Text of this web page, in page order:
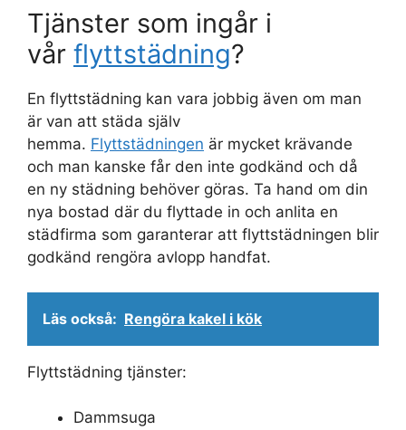
Tjänster som ingår i
vår flyttstädning?
En flyttstädning kan vara jobbig även om man
är van att städa själv
hemma. Flyttstädningen är mycket krävande
och man kanske får den inte godkänd och då
en ny städning behöver göras. Ta hand om din
nya bostad där du flyttade in och anlita en
städfirma som garanterar att flyttstädningen blir
godkänd rengöra avlopp handfat.
Läs också: Rengöra kakel i kök
Flyttstädning tjänster:
Dammsuga